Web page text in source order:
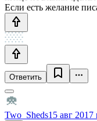
Если есть желание
Ответить
Two_Sheds15 авг 2017